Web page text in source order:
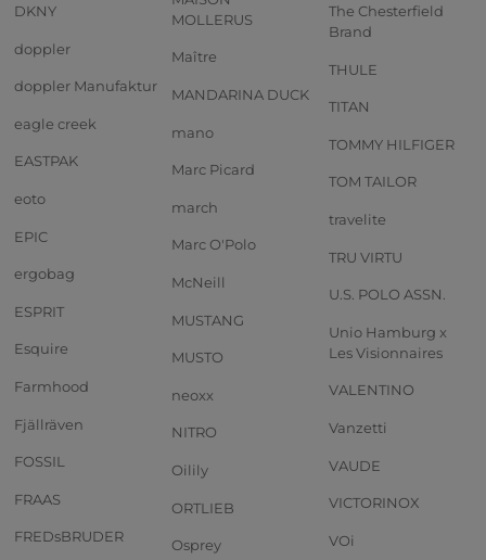
DKNY
doppler
doppler Manufaktur
eagle creek
EASTPAK
eoto
EPIC
ergobag
ESPRIT
Esquire
Farmhood
Fjällräven
FOSSIL
FRAAS
FREDsBRUDER
MOLLERUS
Maître
MANDARINA DUCK
mano
Marc Picard
march
Marc O'Polo
McNeill
MUSTANG
MUSTO
neoxx
NITRO
Oilily
ORTLIEB
Osprey
The Chesterfield
Brand
THULE
TITAN
TOMMY HILFIGER
TOM TAILOR
travelite
TRU VIRTU
U.S. POLO ASSN.
Unio Hamburg x
Les Visionnaires
VALENTINO
Vanzetti
VAUDE
VICTORINOX
VOi